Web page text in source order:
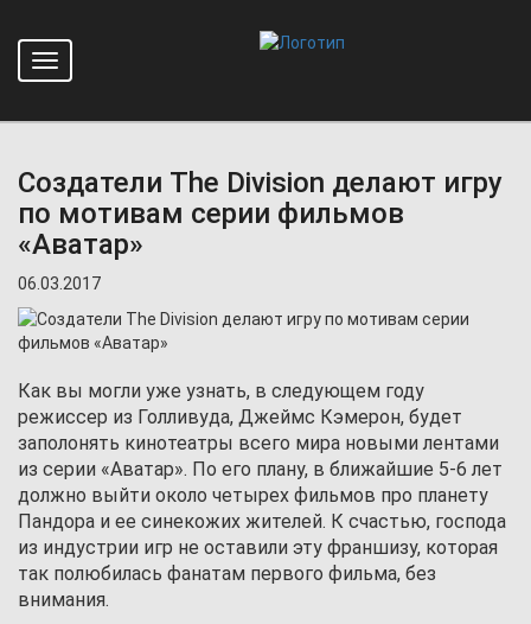
Toggle
navigation
Главная
Создатели The Division делают игру
по мотивам серии фильмов
«Аватар»
06.03.2017
Как вы могли уже узнать, в следующем году
режиссер из Голливуда, Джеймс Кэмерон, будет
заполонять кинотеатры всего мира новыми лентами
из серии «Аватар». По его плану, в ближайшие 5-6 лет
должно выйти около четырех фильмов про планету
Пандора и ее синекожих жителей. К счастью, господа
из индустрии игр не оставили эту франшизу, которая
так полюбилась фанатам первого фильма, без
внимания.